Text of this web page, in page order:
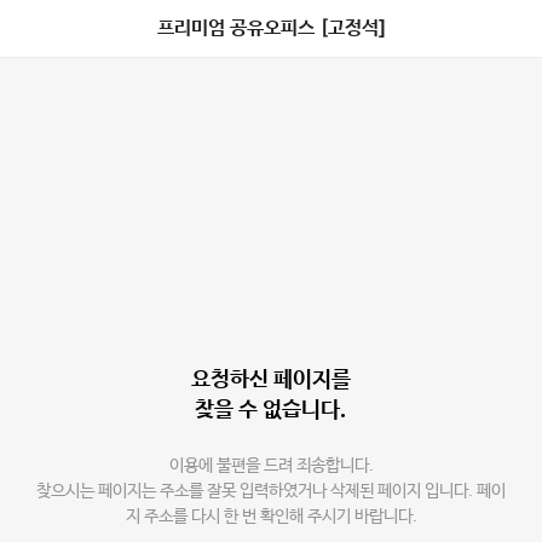
프리미엄 공유오피스 [고정석]
요청하신 페이지를
찾을 수 없습니다.
이용에 불편을 드려 죄송합니다.
찾으시는 페이지는 주소를 잘못 입력하였거나 삭제된 페이지 입니다. 페이
지 주소를 다시 한 번 확인해 주시기 바랍니다.